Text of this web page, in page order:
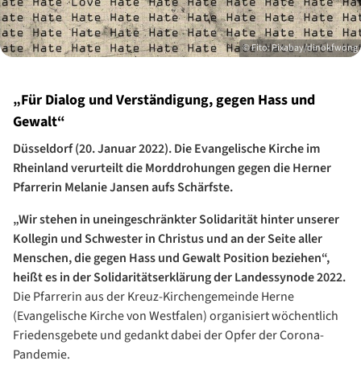
© Fito: Pixabay/dinokfwong
„Für Dialog und Verständigung, gegen Hass und
Gewalt“​
Düsseldorf (20. Januar 2022). Die Evangelische Kirche im
Rheinland verurteilt die Morddrohungen gegen die Herner
Pfarrerin Melanie Jansen aufs Schärfste.
„Wir stehen in uneingeschränkter Solidarität hinter unserer
Kollegin und Schwester in Christus und an der Seite aller
Menschen, die gegen Hass und Gewalt Position beziehen“,
heißt es in der Solidaritätserklärung der Landessynode 2022.
Die Pfarrerin aus der Kreuz-Kirchengemeinde Herne
(Evangelische Kirche von Westfalen) organisiert wöchentlich
Friedensgebete und gedankt dabei der Opfer der Corona-
Pandemie.